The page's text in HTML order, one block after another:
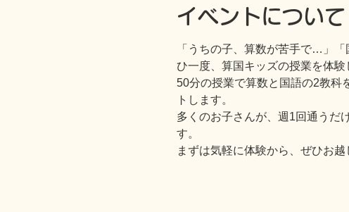
イベントについて
「うちの子、算数が苦手で…」
ひ一度、算国キッズの授業を体験
50分の授業で算数と国語の2教科
トします。
多くのお子さんが、週1回通うだ
す。
まずは気軽に体験から、ぜひお